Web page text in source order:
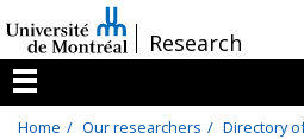
au
contenu
/Research
Menu
Home Our researchers
Directory